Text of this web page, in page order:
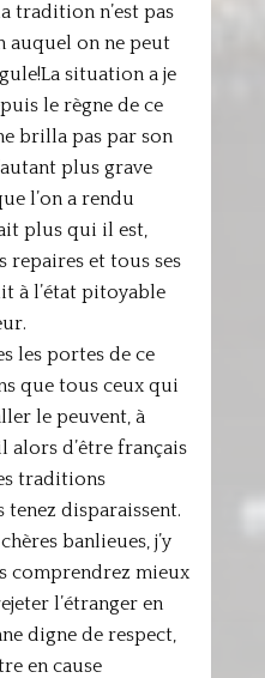
tradition n’est pas
auquel on ne peut
situation a je
le règne de ce
brilla pas par son
plus grave
l’on a rendu
plus qui il est,
repaires et tous ses
à l’état pitoyable
les portes de ce
que tous ceux qui
le peuvent, à
d’être français
traditions
tenez disparaissent.
banlieues, j’y
comprendrez mieux
l’étranger en
digne de respect,
en cause